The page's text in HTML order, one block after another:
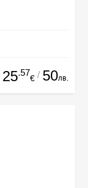
25.57
€ / 50лв.